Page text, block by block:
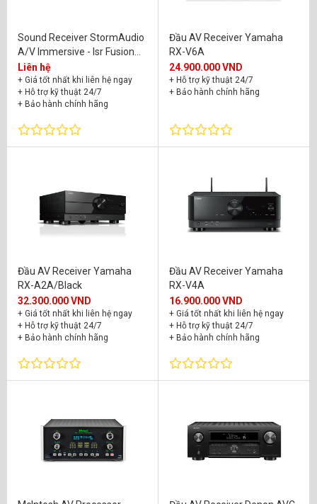
Sound Receiver StormAudio
A/V Immersive - Isr Fusion
20
Liên hệ
+ Giá tốt nhất khi liên hệ ngay
+ Hỗ trợ kỹ thuật 24/7
+ Bảo hành chính hãng
Đầu AV Receiver Yamaha
RX-V6A
24.900.000 VND
+ Hỗ trợ kỹ thuật 24/7
+ Bảo hành chính hãng
Đầu AV Receiver Yamaha
RX-A2A/Black
32.300.000 VND
+ Giá tốt nhất khi liên hệ ngay
+ Hỗ trợ kỹ thuật 24/7
+ Bảo hành chính hãng
Đầu AV Receiver Yamaha
RX-V4A
16.900.000 VND
+ Giá tốt nhất khi liên hệ ngay
+ Hỗ trợ kỹ thuật 24/7
+ Bảo hành chính hãng